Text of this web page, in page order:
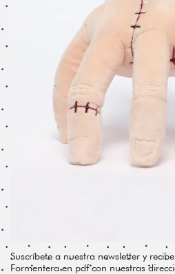
Suscríbete a nuestra newsletter y
Formentera en pdf con nuestras